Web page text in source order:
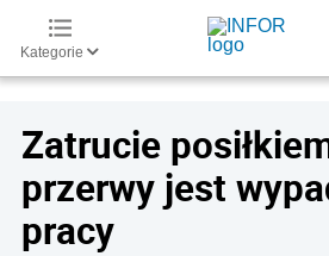
Kategorie
Zatrucie
przerwy jest
pracy